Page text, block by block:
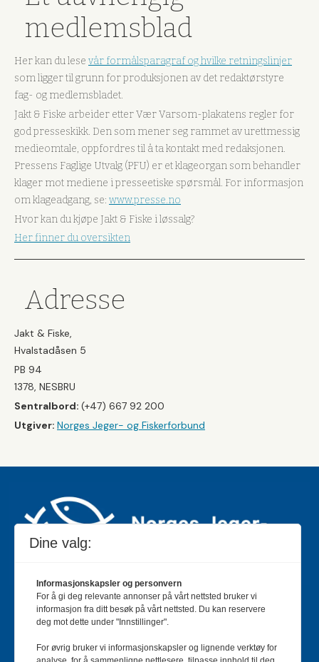
medlemsblad
Her kan du lese vår formålsparagraf og hvilke retningslinjer
som ligger til grunn for produksjonen av det redaktørstyre
fag- og medlemsbladet.
Jakt & Fiske arbeider etter Vær Varsom-plakatens regler for
god presseskikk. Den som mener seg rammet av urettmessig
medieomtale, oppfordres til å ta kontakt med redaksjonen.
Pressens Faglige Utvalg (PFU) er et klageorgan som behandler
klager mot mediene i presseetiske spørsmål. For informasjon
om klageadgang, se: www.presse.no
Hvor kan du kjøpe Jakt & Fiske i løssalg?
Her finner du oversikten
Adresse
Jakt & Fiske,
Hvalstadåsen 5
PB 94
1378, NESBRU
Sentralbord: (+47) 667 92 200
Utgiver: Norges Jeger- og Fiskerforbund
Jakt & Fiske er landets største og eldste magasin for
jakt- og fiskeinteresserte med 195 000 månedlige
Bladet er en månedlig publikasjon og utgis av Norges
Dine valg:
Informasjonskapsler og personvern
For å gi deg relevante annonser på vårt nettsted bruker vi
informasjon fra ditt besøk på vårt nettsted. Du kan reservere
deg mot dette under "Innstillinger".
For øvrig bruker vi informasjonskapsler og lignende verktøy for